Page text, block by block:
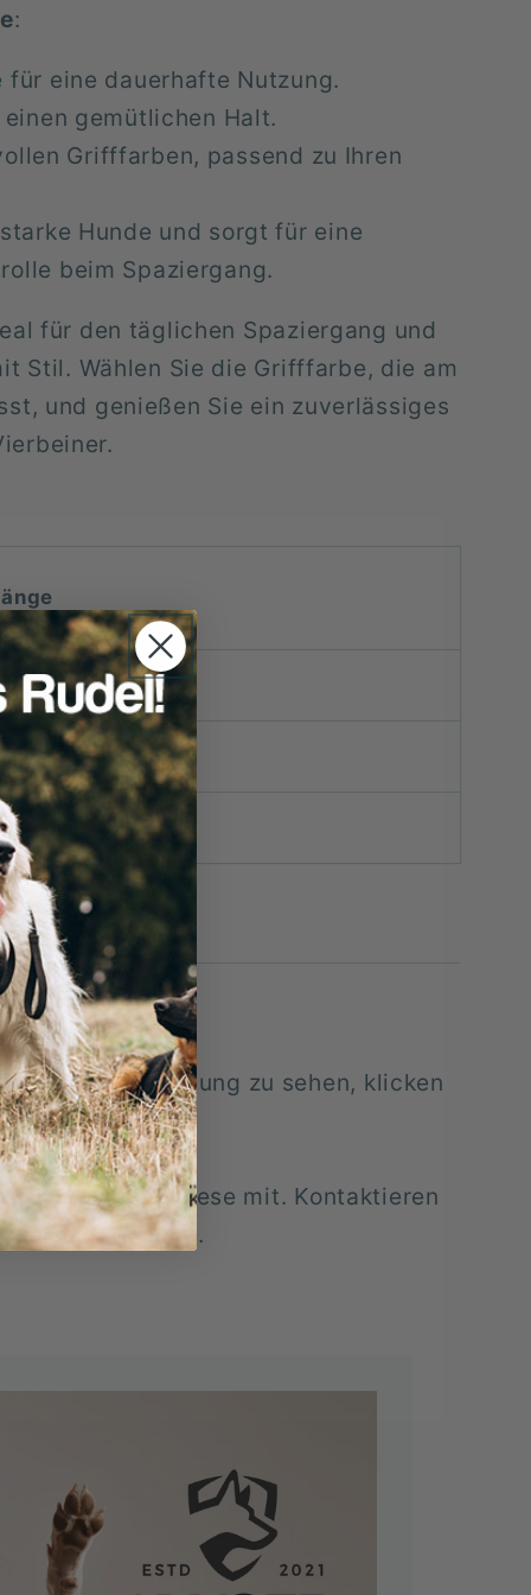
:
für eine dauerhafte Nutzung.
gemütlichen Halt.
Grifffarben, passend zu Ihren
Hunde und sorgt für eine
beim Spaziergang.
für den täglichen Spaziergang und
Stil. Wählen Sie die Grifffarbe, die am
und genießen Sie ein zuverlässiges
Sammlung zu sehen, klicken
teilen Sie uns diese mit. Kontaktieren